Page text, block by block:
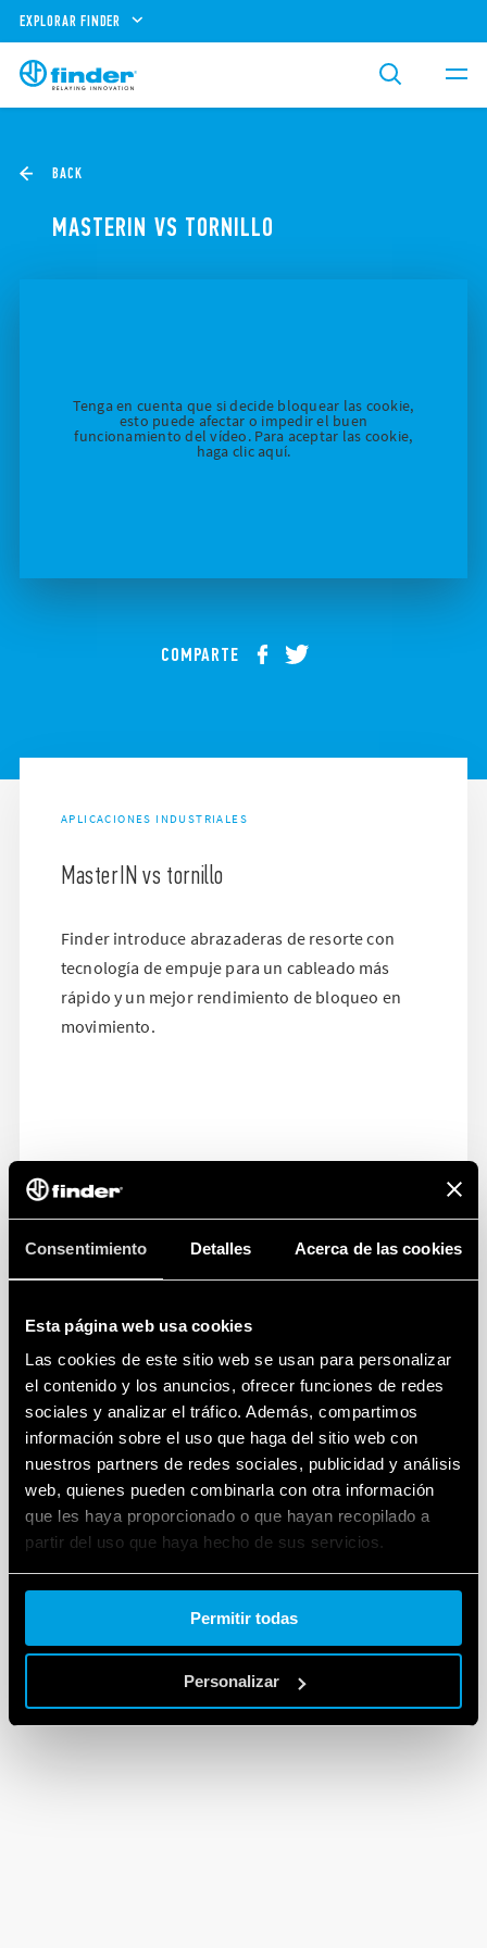
Consentimiento Detalles Acerca de las cookies
Esta página web usa cookies
Las cookies de este sitio web se usan para personalizar
el contenido y los anuncios, ofrecer funciones de redes
sociales y analizar el tráfico. Además, compartimos
información sobre el uso que haga del sitio web con
nuestros partners de redes sociales, publicidad y análisis
web, quienes pueden combinarla con otra información
que les haya proporcionado o que hayan recopilado a
partir del uso que haya hecho de sus servicios.
Cookie policy.
Permitir todas
Personalizar
EXPLORAR FINDER
BACK
MASTERIN VS TORNILLO
Tenga en cuenta que si decide bloquear las cookie,
esto puede afectar o impedir el buen
funcionamiento del vídeo. Para aceptar las cookie,
haga clic aquí.
COMPARTE
APLICACIONES INDUSTRIALES
MasterIN vs tornillo
Finder introduce abrazaderas de resorte con
tecnología de empuje para un cableado más
rápido y un mejor rendimiento de bloqueo en
movimiento.